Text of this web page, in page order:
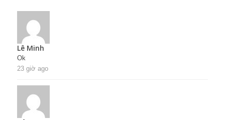
Lê Minh
Ok
23 giờ ago